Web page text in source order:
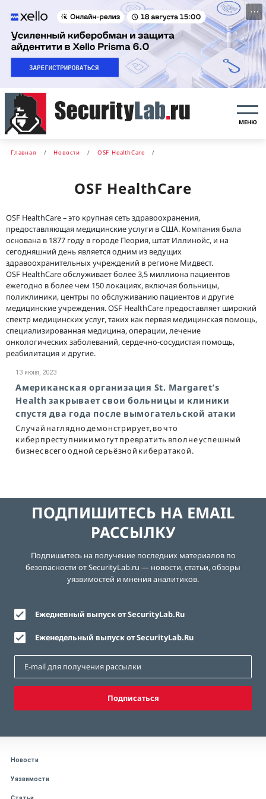
···
МЕНЮ
Главная Новости OSF HealthCare
OSF HealthCare
OSF HealthCare – это крупная сеть здравоохранения,
предоставляющая медицинские услуги в США. Компания была
основана в 1877 году в городе Пеория, штат Иллинойс, и на
сегодняшний день является одним из ведущих
здравоохранительных учреждений в регионе Мидвест.
OSF HealthCare обслуживает более 3,5 миллиона пациентов
ежегодно в более чем 150 локациях, включая больницы,
поликлиники, центры по обслуживанию пациентов и другие
медицинские учреждения. OSF HealthCare предоставляет широкий
спектр медицинских услуг, таких как первая медицинская помощь,
специализированная медицина, операции, лечение
онкологических заболеваний, сердечно-сосудистая помощь,
реабилитация и другие.
13 июня, 2023
Американская организация St. Margaret’s
Health закрывает свои больницы и клиники
спустя два года после вымогательской атаки
Случай наглядно демонстрирует, во что
киберпреступники могут превратить вполне успешный
бизнес всего одной серьёзной кибератакой.
ПОДПИШИТЕСЬ НА EMAIL
РАССЫЛКУ
Подпишитесь на получение последних материалов по
безопасности от SecurityLab.ru — новости, статьи, обзоры
уязвимостей и мнения аналитиков.
Ежедневный выпуск от SecurityLab.Ru
Еженедельный выпуск от SecurityLab.Ru
Подписаться
Новости
Уязвимости